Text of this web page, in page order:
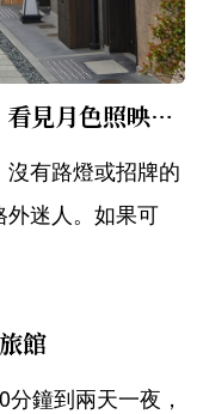
在 Nazuna 京都椿通睡一夜！看見月色照映下清一色的百年京町家老屋
有路燈或招牌的
迷人。如果可
館
鐘到兩天一夜，